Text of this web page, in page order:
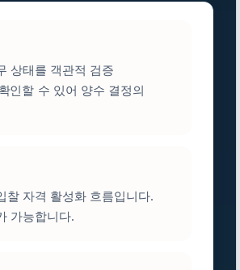
상태를 객관적 검증
인할 수 있어 양수 결정의
찰 자격 활성화 흐름입니다.
가능합니다.